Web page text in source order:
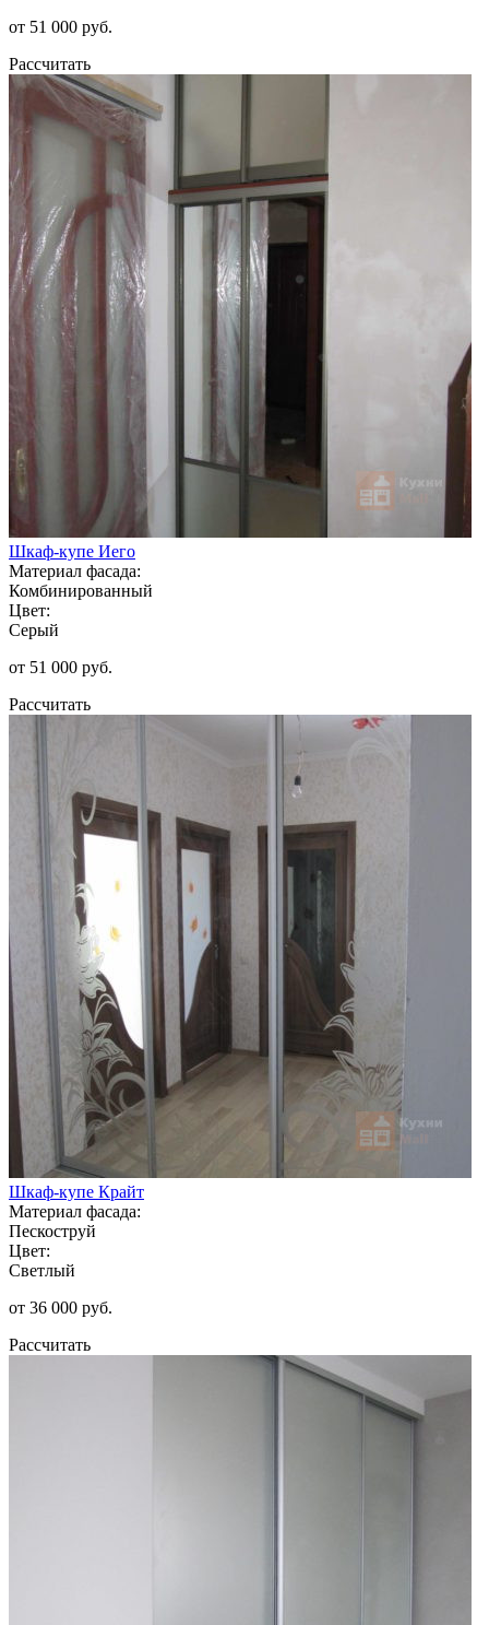
от 51 000 руб.
Рассчитать
Шкаф-купе Иего
Материал фасада:
Комбинированный
Цвет:
Серый
от 51 000 руб.
Рассчитать
Шкаф-купе Крайт
Материал фасада:
Пескоструй
Цвет:
Светлый
от 36 000 руб.
Рассчитать